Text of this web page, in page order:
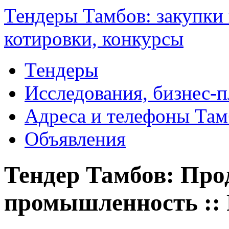
Тендеры Тамбов:
котировки, конкурсы
Тендеры
Исследования, бизнес-
Адреса и телефоны
Объявления
Тендер Тамбов:
промышленность ::